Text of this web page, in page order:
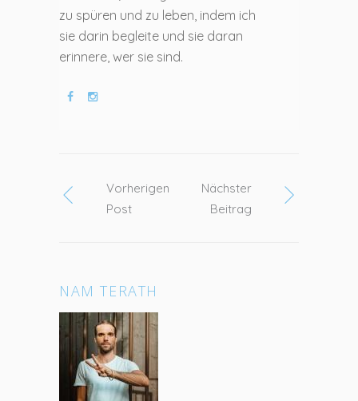
zu spüren und zu leben, indem ich
sie darin begleite und sie daran
erinnere, wer sie sind.
Vorherigen
Post
Nächster
Beitrag
NAM TERATH